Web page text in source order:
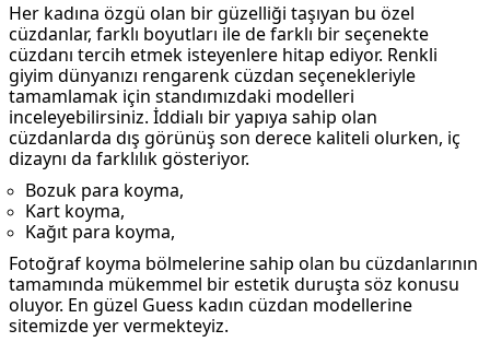
Her kadına özgü olan bir güzelliği taşıyan bu özel
cüzdanlar, farklı boyutları ile de farklı bir seçenekte
cüzdanı tercih etmek isteyenlere hitap ediyor. Renkli
giyim dünyanızı rengarenk cüzdan seçenekleriyle
tamamlamak için standımızdaki modelleri
inceleyebilirsiniz. İddialı bir yapıya sahip olan
cüzdanlarda dış görünüş son derece kaliteli olurken, iç
dizaynı da farklılık gösteriyor.
Bozuk para koyma,
Kart koyma,
Kağıt para koyma,
Fotoğraf koyma bölmelerine sahip olan bu cüzdanlarının
tamamında mükemmel bir estetik duruşta söz konusu
oluyor. En güzel Guess kadın cüzdan modellerine
sitemizde yer vermekteyiz.